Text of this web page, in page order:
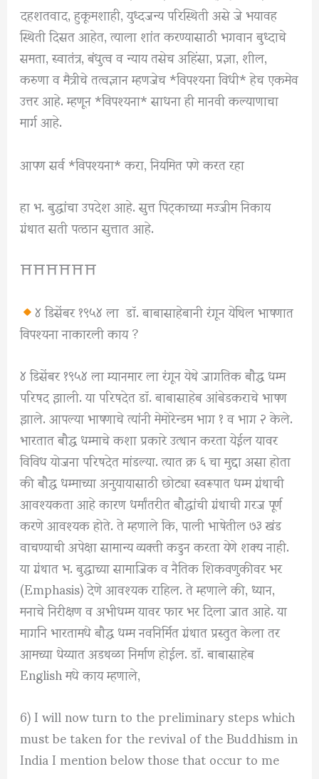
दहशतवाद, हुकूमशाही, युध्दजन्य परिस्थिती असे जे भयावह
स्थिती दिसत आहेत, त्याला शांत करण्यासाठी भगवान बुध्दाचे
समता, स्वातंत्र, बंधुत्व व न्याय तसेच अहिंसा, प्रज्ञा, शील,
करुणा व मैत्रीचे तत्वज्ञान म्हणजेच *विपश्यना विधी* हेच एकमेव
उत्तर आहे. म्हणून *विपश्यना* साधना ही मानवी कल्याणाचा
मार्ग आहे.
आपण सर्व *विपश्यना* करा, नियमित पणे करत रहा
हा भ. बुद्धांचा उपदेश आहे. सुत्त पिट्काच्या मज्जीम निकाय
ग्रंथात सती पत्ठान सुत्तात आहे.
⛩⛩⛩⛩⛩⛩
४ डिसेंबर १९५४ ला डॉ. बाबासाहेबानी रंगून येथिल भाषणात
विपश्यना नाकारली काय ?
४ डिसेंबर १९५४ ला म्यानमार ला रंगून येथे जागतिक बौद्ध धम्म
परिषद झाली. या परिषदेत डॉ. बाबासाहेब आंबेडकराचे भाषण
झाले. आपल्या भाषणाचे त्यांनी मेमोरेन्डम भाग १ व भाग २ केले.
भारतात बौद्ध धम्माचे कशा प्रकारे उत्थान करता येईल यावर
विविध योजना परिषदेत मांडल्या. त्यात क्र ६ चा मुद्दा असा होता
की बौद्ध धम्माच्या अनुयायासाठी छोट्या स्वरूपात धम्म ग्रंथाची
आवश्यकता आहे कारण धर्मांतरीत बौद्धांची ग्रंथाची गरज पूर्ण
करणे आवश्यक होते. ते म्हणाले कि, पाली भाषेतील ७३ खंड
वाचण्याची अपेक्षा सामान्य व्यक्ती कडुन करता येणे शक्य नाही.
या ग्रंथात भ. बुद्धाच्या सामाजिक व नैतिक शिकवणुकीवर भर
(Emphasis) देणे आवश्यक राहिल. ते म्हणाले की, ध्यान,
मनाचे निरीक्षण व अभीधम्म यावर फार भर दिला जात आहे. या
मार्गाने भारतामधे बौद्ध धम्म नवनिर्मित ग्रंथात प्रस्तुत केला तर
आमच्या धेय्यात अडथळा निर्माण होईल. डॉ. बाबासाहेब
English मधे काय म्हणाले,
6) I will now turn to the preliminary steps which
must be taken for the revival of the Buddhism in
India I mention below those that occur to me